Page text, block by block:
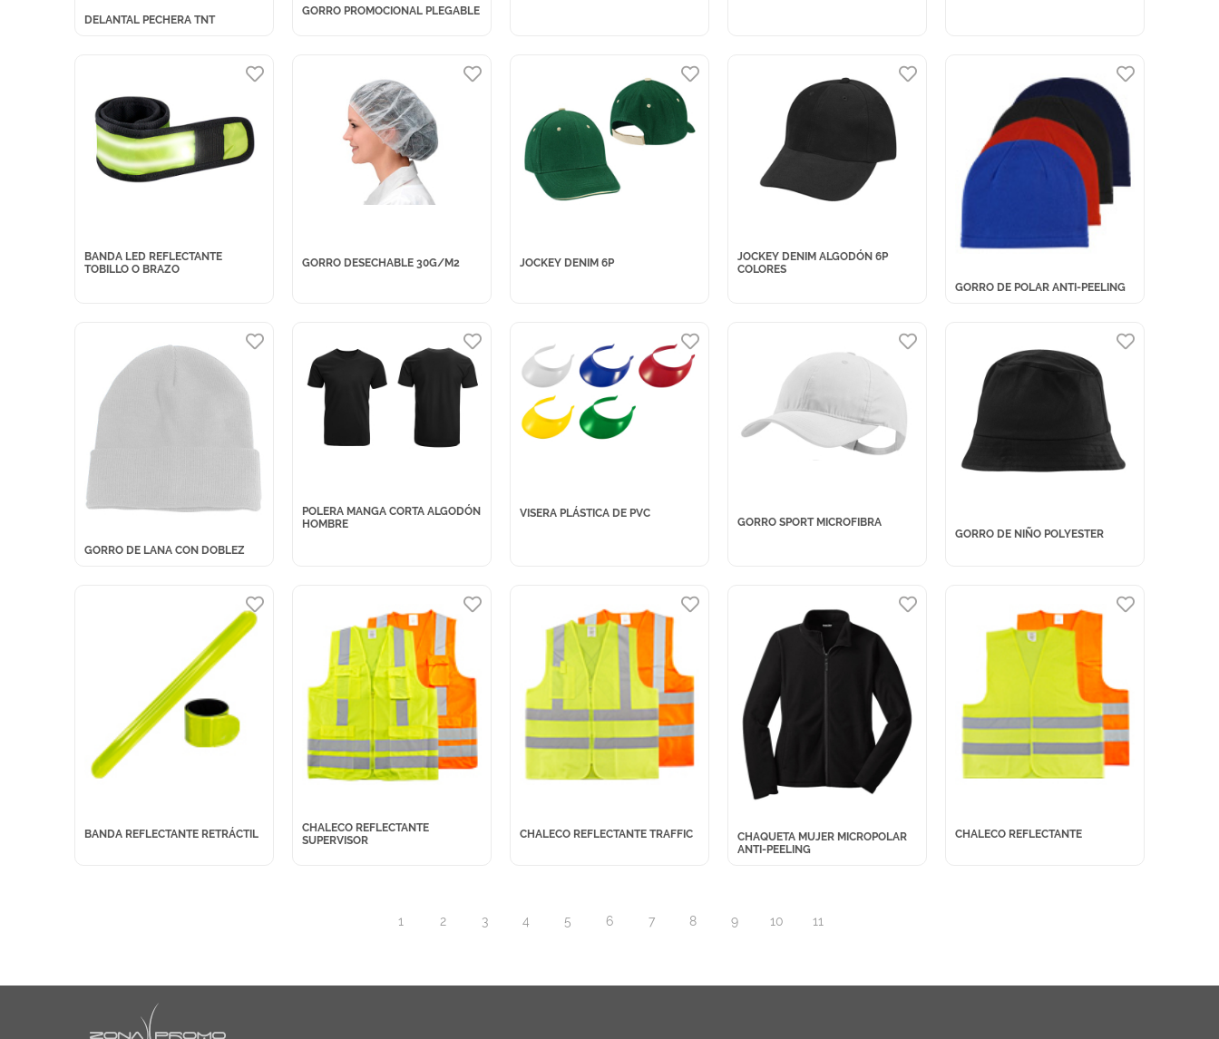
DELANTAL PECHERA TNT
GORRO PROMOCIONAL PLEGABLE
BANDA LED REFLECTANTE
TOBILLO O BRAZO
GORRO DESECHABLE 30G/M2 JOCKEY DENIM 6P
JOCKEY DENIM ALGODÓN 6P
COLORES
GORRO DE POLAR ANTI-PEELING
GORRO DE LANA CON DOBLEZ
POLERA MANGA CORTA ALGODÓN
HOMBRE
VISERA PLÁSTICA DE PVC
GORRO SPORT MICROFIBRA
GORRO DE NIÑO POLYESTER
BANDA REFLECTANTE RETRÁCTIL
CHALECO REFLECTANTE
SUPERVISOR
CHALECO REFLECTANTE TRAFFIC
CHAQUETA MUJER MICROPOLAR
ANTI-PEELING
CHALECO REFLECTANTE
1 2 3 4 5 6 7 8 9 10 11